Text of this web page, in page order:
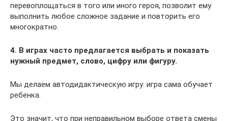
перевоплощаться в того или иного героя, позволит ему
выполнить любое сложное задание и повторить его
многократно.
4. В играх часто предлагается выбрать и показать
нужный предмет, слово, цифру или фигуру.
Мы делаем автодидактическую игру: игра сама обучает
ребенка.
Это значит, что при неправильном выборе ответа смены